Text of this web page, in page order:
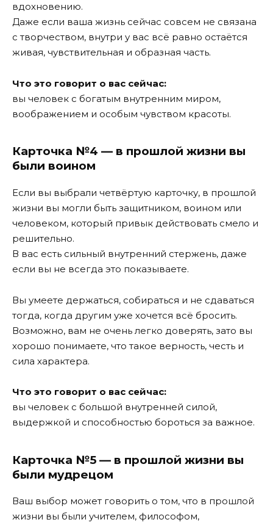
вдохновению.
Даже если ваша жизнь сейчас совсем не связана
с творчеством, внутри у вас всё равно остаётся
живая, чувствительная и образная часть.
Что это говорит о вас сейчас:
вы человек с богатым внутренним миром,
воображением и особым чувством красоты.
Карточка №4 — в прошлой жизни вы
были воином
Если вы выбрали четвёртую карточку, в прошлой
жизни вы могли быть защитником, воином или
человеком, который привык действовать смело и
решительно.
В вас есть сильный внутренний стержень, даже
если вы не всегда это показываете.
Вы умеете держаться, собираться и не сдаваться
тогда, когда другим уже хочется всё бросить.
Возможно, вам не очень легко доверять, зато вы
хорошо понимаете, что такое верность, честь и
сила характера.
Что это говорит о вас сейчас:
вы человек с большой внутренней силой,
выдержкой и способностью бороться за важное.
Карточка №5 — в прошлой жизни вы
были мудрецом
Ваш выбор может говорить о том, что в прошлой
жизни вы были учителем, философом,